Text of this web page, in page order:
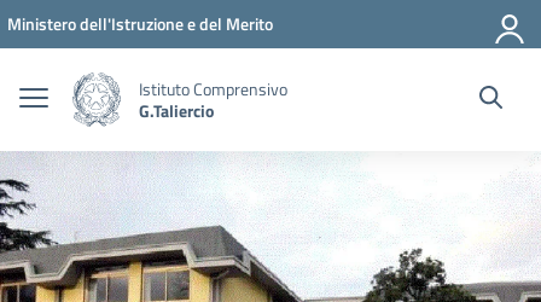
Vai ai contenuti
Vai al menu di navigazione
Vai al footer
Ministero dell'Istruzione e del Merito
Istituto Comprensivo
G.Taliercio